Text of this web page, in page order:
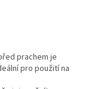
prachem je
pro použití na